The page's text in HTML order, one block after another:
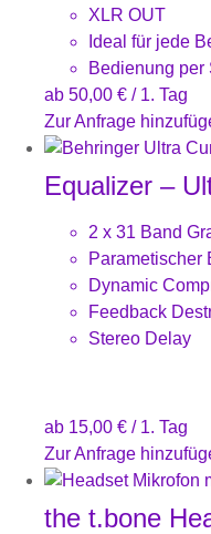
XLR OUT
Ideal für jede
Bedienung per
ab 50,00 € / 1. Tag
Zur Anfrage
Equalizer –
2 x 31 Band
Parametischer
Dynamic
Feedback
Stereo Delay
ab 15,00 € / 1. Tag
Zur Anfrage
the t.bone